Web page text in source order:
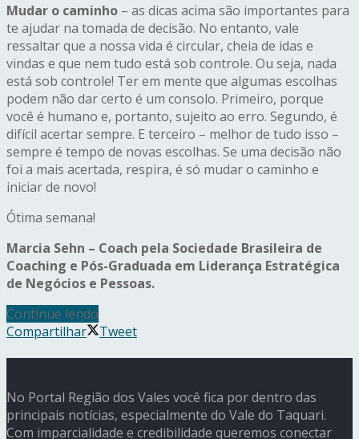
Mudar o caminho – as dicas acima são importantes para
te ajudar na tomada de decisão. No entanto, vale
ressaltar que a nossa vida é circular, cheia de idas e
vindas e que nem tudo está sob controle. Ou seja, nada
está sob controle! Ter em mente que algumas escolhas
podem não dar certo é um consolo. Primeiro, porque
você é humano e, portanto, sujeito ao erro. Segundo, é
difícil acertar sempre. E terceiro – melhor de tudo isso –
sempre é tempo de novas escolhas. Se uma decisão não
foi a mais acertada, respira, é só mudar o caminho e
iniciar de novo!
Ótima semana!
Marcia Sehn – Coach pela Sociedade Brasileira de
Coaching e Pós-Graduada em Liderança Estratégica
de Negócios e Pessoas.
Continue lendo
Compartilhar
Tweet
No Portal Região dos Vales você fica por dentro das
principais notícias, especialmente do Vale do Taquari.
Com imparcialidade e credibilidade queremos conectar